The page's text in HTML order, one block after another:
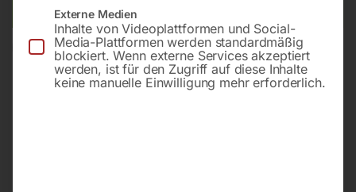
Andere Länder können abweichen.
In den Warenkorb
Externe Medien
Inhalte von Videoplattformen und Social-
Media-Plattformen werden standardmäßig
blockiert. Wenn externe Services akzeptiert
werden, ist für den Zugriff auf diese Inhalte
keine manuelle Einwilligung mehr erforderlich.